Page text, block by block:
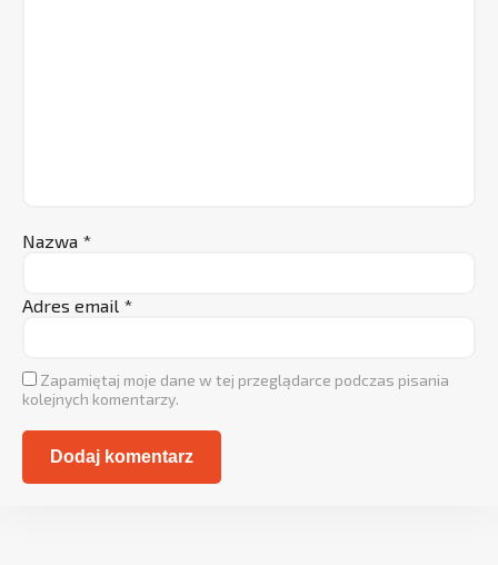
Nazwa *
Adres email *
Zapamiętaj moje dane w tej przeglądarce podczas pisania
kolejnych komentarzy.